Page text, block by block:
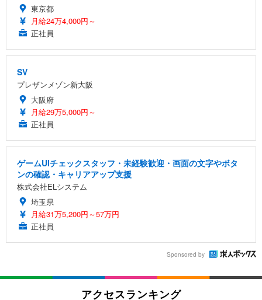
東京都
月給24万4,000円～
正社員
SV
プレザンメゾン新大阪
大阪府
月給29万5,000円～
正社員
ゲームUIチェックスタッフ・未経験歓迎・画面の文字やボタ
ンの確認・キャリアアップ支援
株式会社ELシステム
埼玉県
月給31万5,200円～57万円
正社員
Sponsored by
アクセスランキング